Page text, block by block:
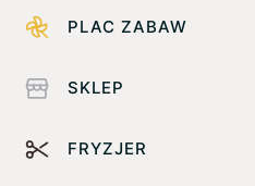
PLAC ZABAW
SKLEP
FRYZJER